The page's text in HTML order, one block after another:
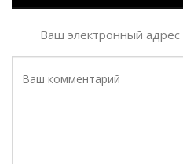
Ваш электронный адрес